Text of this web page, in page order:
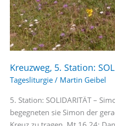
Kreuzweg, 5. Station:
Tagesliturgie / Martin Geibel
5. Station: SOLIDARITÄT –
begegneten sie Simon der